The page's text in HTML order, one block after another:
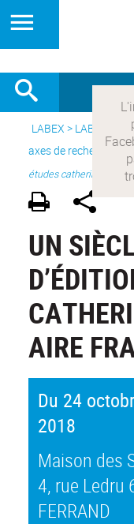
LABEX > LABEX
axes de recherche>
études catheriniennes
UN
AIRE
Du 24
2018
Maison des
4, rue Ledru
FERRAND